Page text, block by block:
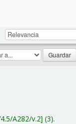
A282/v.2 (3).